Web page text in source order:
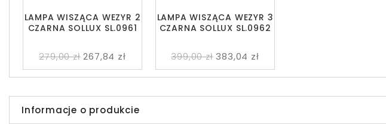
LAMPA WISZĄCA WEZYR 2
CZARNA SOLLUX SL.0961
279,00 zł 267,84 zł
LAMPA WISZĄCA WEZYR 3
CZARNA SOLLUX SL.0962
399,00 zł 383,04 zł
Informacje o produkcie